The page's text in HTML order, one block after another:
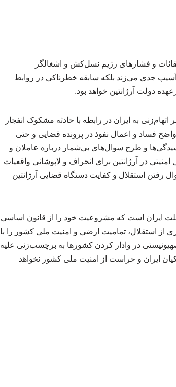
و فشارهای رژیم نسل‌کش و اشغالگر
آسیب جدی می‌زند بلکه سابقه خطرناکی در روابط
دولت آرژانتین خواهد بود.
به ایران در رابطه با حادثه مشکوک انفجار
همراه با افشای نمونه‌های واضح فساد و اعمال نفوذ در پرونده قضایی و حتی
و طرح سوال‌های بی‌شمار درباره عاملان و
در آرژانتین برای انحراف و لاپوشانی واقعیات
رفتن استقلال و کفایت دستگاه قضایی آرژانتین
ملت ایران است که مشروعیت خود را از قانون اساسی
از استقلال، تمامیت ارضی و امنیت ملی کشور را با
در وادار کردن کشورها به برچسب‌زنی علیه
ایران و حراست از امنیت ملی کشور نخواهد